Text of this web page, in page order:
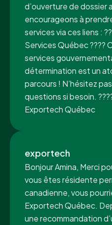
d’ouverture de dossier
encourageons à
services via ces liens :
Services Québec ????
services
détermination est un
parcours ! N’hésitez
questions si besoin.
Exportech Québec
exportech
Bonjour Amina, Merci
vous êtes résidente
canadienne, vous
Exportech Québec.
une recommandation